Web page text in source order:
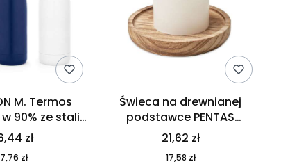
M. Termos
90% ze stali
pochodzącej z
520 ml 94294
zł
zł
Świeca na drewnianej
podstawce PENTAS
MO6282-40
21,62 zł
17,58 zł